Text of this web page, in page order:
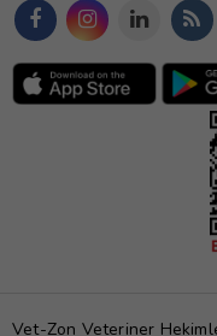
Vet-Zon Veteriner